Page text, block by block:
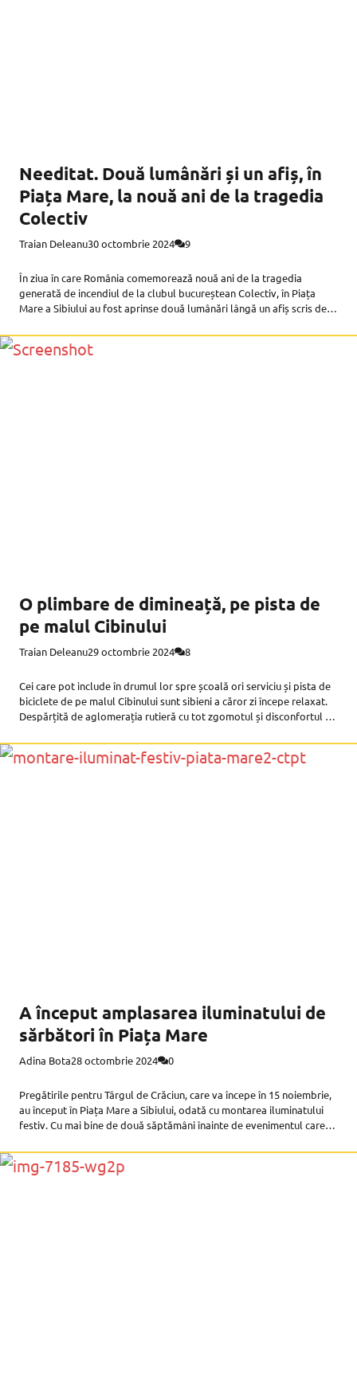
Needitat. Două lumânări și un afiș, în
Piața Mare, la nouă ani de la tragedia
Colectiv
Traian Deleanu30 octombrie 2024 9
În ziua în care România comemorează nouă ani de la tragedia
generată de incendiul de la clubul bucureștean Colectiv, în Piața
Mare a Sibiului au fost aprinse două lumânări lângă un afiș scris de
O plimbare de dimineață, pe pista de
pe malul Cibinului
Traian Deleanu29 octombrie 2024 8
Cei care pot include în drumul lor spre școală ori serviciu și pista de
biciclete de pe malul Cibinului sunt sibieni a căror zi începe relaxat.
Despărțită de aglomerația rutieră cu tot zgomotul și disconfortul pe
A început amplasarea iluminatului de
sărbători în Piața Mare
Adina Bota28 octombrie 2024 0
Pregătirile pentru Târgul de Crăciun, care va începe în 15 noiembrie,
au început în Piața Mare a Sibiului, odată cu montarea iluminatului
festiv. Cu mai bine de două săptămâni înainte de evenimentul care